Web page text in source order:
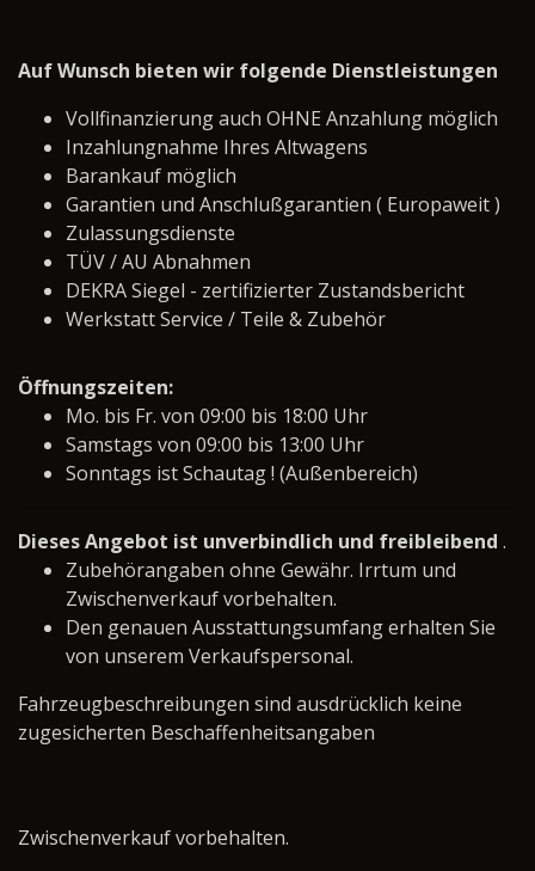
Auf Wunsch bieten wir folgende Dienstleistungen
Vollfinanzierung auch OHNE Anzahlung möglich
Inzahlungnahme Ihres Altwagens
Barankauf möglich
Garantien und Anschlußgarantien ( Europaweit )
Zulassungsdienste
TÜV / AU Abnahmen
DEKRA Siegel - zertifizierter Zustandsbericht
Werkstatt Service / Teile & Zubehör
Öffnungszeiten:
Mo. bis Fr. von 09:00 bis 18:00 Uhr
Samstags von 09:00 bis 13:00 Uhr
Sonntags ist Schautag ! (Außenbereich)
Dieses Angebot ist unverbindlich und freibleibend .
Zubehörangaben ohne Gewähr. Irrtum und
Zwischenverkauf vorbehalten.
Den genauen Ausstattungsumfang erhalten Sie
von unserem Verkaufspersonal.
Fahrzeugbeschreibungen sind ausdrücklich keine
zugesicherten Beschaffenheitsangaben
Zwischenverkauf vorbehalten.